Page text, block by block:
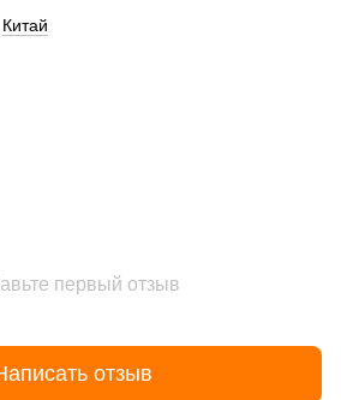
Китай
первый отзыв
отзыв